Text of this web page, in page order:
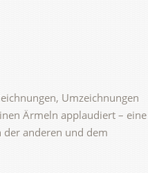
Umzeichnungen
Ärmeln applaudiert – eine
der anderen und dem